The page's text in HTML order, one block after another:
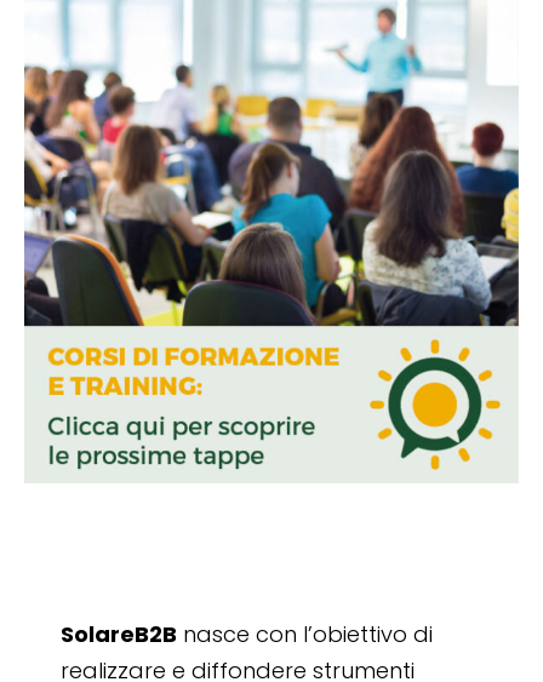
SolareB2B nasce con l’obiettivo di
realizzare e diffondere strumenti